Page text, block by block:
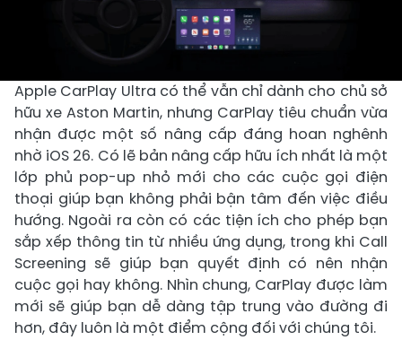
Apple CarPlay Ultra có thể vẫn chỉ dành cho chủ sở
hữu xe Aston Martin, nhưng CarPlay tiêu chuẩn vừa
nhận được một số nâng cấp đáng hoan nghênh
nhờ iOS 26. Có lẽ bản nâng cấp hữu ích nhất là một
lớp phủ pop-up nhỏ mới cho các cuộc gọi điện
thoại giúp bạn không phải bận tâm đến việc điều
hướng. Ngoài ra còn có các tiện ích cho phép bạn
sắp xếp thông tin từ nhiều ứng dụng, trong khi Call
Screening sẽ giúp bạn quyết định có nên nhận
cuộc gọi hay không. Nhìn chung, CarPlay được làm
mới sẽ giúp bạn dễ dàng tập trung vào đường đi
hơn, đây luôn là một điểm cộng đối với chúng tôi.